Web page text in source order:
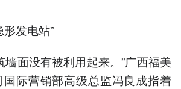
发电站”
墙面没有被利用起来。”广西福美
际营销部高级总监冯良成指着